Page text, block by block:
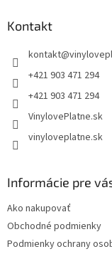
Kontakt
kontakt@
+421 903 471 294
+421 903 471 294
VinylovePlatne.sk
vinyloveplatne.sk
Informácie pre
Ako nakupovať
Obchodné podmienky
Podmienky ochrany